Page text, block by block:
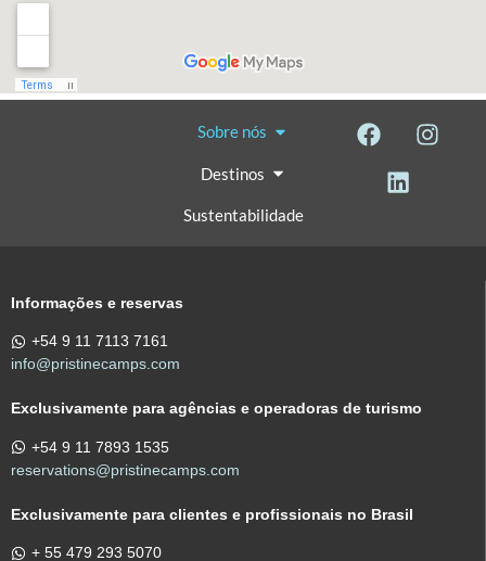
Sobre nós
Destinos
Sustentabilidade
Informações e reservas
+54 9 11 7113 7161
info@pristinecamps.com
Exclusivamente para agências e operadoras de turismo
+54 9 11 7893 1535
reservations@pristinecamps.com
Exclusivamente para clientes e profissionais no Brasil
+ 55 479 293 5070